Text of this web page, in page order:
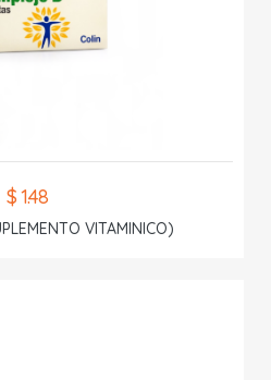
$ 1.48
VITAMINICO)